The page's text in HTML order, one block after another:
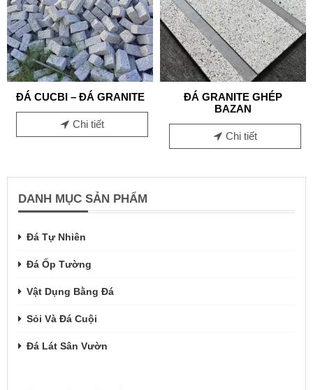
ĐÁ CUCBI – ĐÁ GRANITE
Chi tiết
ĐÁ GRANITE GHÉP
BAZAN
Chi tiết
DANH MỤC SẢN PHẨM
Đá Tự Nhiên
Đá Ốp Tường
Vật Dụng Bằng Đá
Sỏi Và Đá Cuội
Đá Lát Sân Vườn